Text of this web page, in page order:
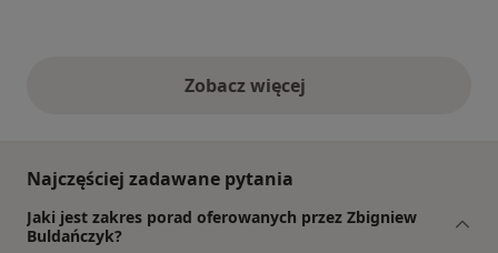
Zobacz więcejopinie powyżej
Najczęściej zadawane pytania
Jaki jest zakres porad oferowanych przez Zbigniew
Buldańczyk?